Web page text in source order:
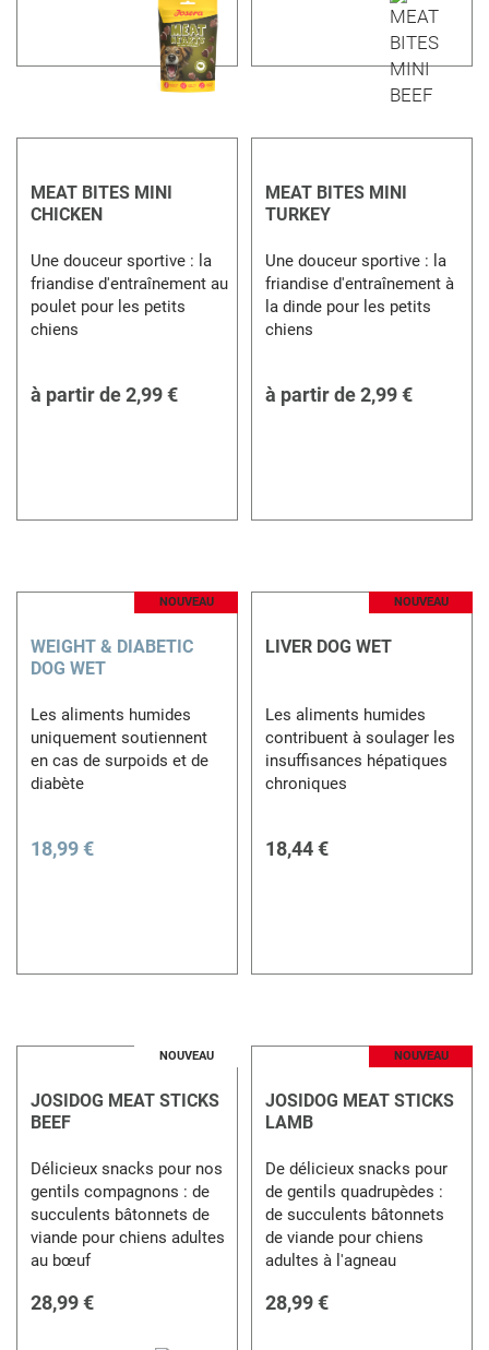
MEAT BITES MINI
CHICKEN
Une douceur sportive : la
friandise d'entraînement au
poulet pour les petits
chiens
à partir de2,99 €
MEAT BITES MINI
TURKEY
Une douceur sportive : la
friandise d'entraînement à
la dinde pour les petits
chiens
à partir de2,99 €
NOUVEAU
WEIGHT & DIABETIC
DOG WET
Les aliments humides
uniquement soutiennent
en cas de surpoids et de
diabète
18,99 €
NOUVEAU
LIVER DOG WET
Les aliments humides
contribuent à soulager les
insuffisances hépatiques
chroniques
18,44 €
NOUVEAU
JOSIDOG MEAT STICKS
BEEF
Délicieux snacks pour nos
gentils compagnons : de
succulents bâtonnets de
viande pour chiens adultes
au bœuf
28,99 €
NOUVEAU
JOSIDOG MEAT STICKS
LAMB
De délicieux snacks pour
de gentils quadrupèdes :
de succulents bâtonnets
de viande pour chiens
adultes à l'agneau
28,99 €